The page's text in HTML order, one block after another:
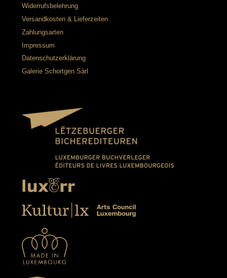
Widerrufsbelehrung
Versandkosten & Lieferzeiten
Zahlungsarten
Impressum
Datenschutzerklärung
Galerie Schortgen Sàrl